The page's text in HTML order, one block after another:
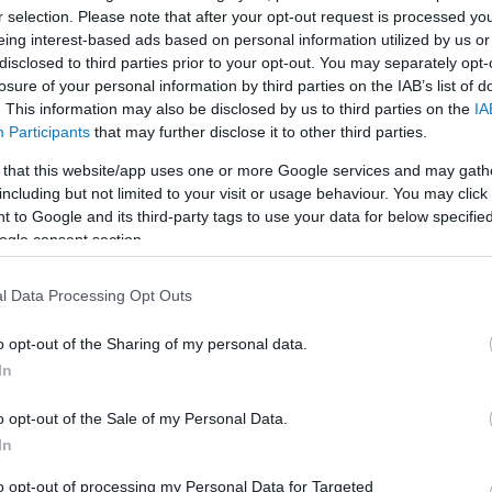
selection. Please note that after your opt-out request is processed
interest-based ads based on personal information utilized by us
to third parties prior to your opt-out. You may separately
of your personal information by third parties on the IAB’s list of
This information may also be disclosed by us to third parties on the
Participants that may further disclose it to other third parties.
that this website/app uses one or more Google services and may
but not limited to your visit or usage behaviour. You may
to Google and its third-party tags to use your data for below
consent section.
Data Processing Opt Outs
opt-out of the Sharing of my personal data.
opt-out of the Sale of my Personal Data.
opt-out of processing my Personal Data for Targeted
LEGFRISSEBB
Irak nagy dobása: új kereskedelmi út a világ
A közlekedés mérföldkövei